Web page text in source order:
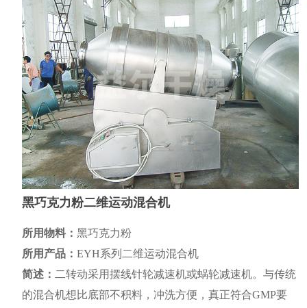
黑巧克力粉二维运动混合机
所用物料：黑巧克力粉
所用产品：EYH系列二维运动混合机
简述： 二转动采用摆线针轮减速机或蜗轮减速机。与传统
的混合机想比底部不积料，冲洗方便，真正符合GMP要